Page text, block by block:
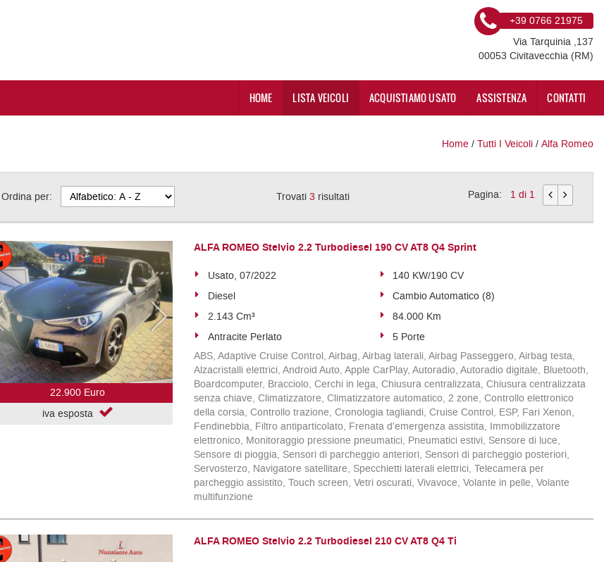
+39 0766 21975
Via Tarquinia ,137
00053 Civitavecchia (RM)
HOME LISTA VEICOLI ACQUISTIAMO USATO ASSISTENZA CONTATTI
Home / Tutti I Veicoli / Alfa Romeo
Ordina per: Trovati3 risultati Pagina: 1 di 1
22.900 Euro
iva esposta
ALFA ROMEO Stelvio 2.2 Turbodiesel 190 CV AT8 Q4 Sprint
Usato, 07/2022
140 KW/190 CV
Diesel
Cambio Automatico (8)
2.143 Cm³
84.000 Km
Antracite Perlato
5 Porte
ABS, Adaptive Cruise Control, Airbag, Airbag laterali, Airbag Passeggero, Airbag testa,
Alzacristalli elettrici, Android Auto, Apple CarPlay, Autoradio, Autoradio digitale, Bluetooth,
Boardcomputer, Bracciolo, Cerchi in lega, Chiusura centralizzata, Chiusura centralizzata
senza chiave, Climatizzatore, Climatizzatore automatico, 2 zone, Controllo elettronico
della corsia, Controllo trazione, Cronologia tagliandi, Cruise Control, ESP, Fari Xenon,
Fendinebbia, Filtro antiparticolato, Frenata d'emergenza assistita, Immobilizzatore
elettronico, Monitoraggio pressione pneumatici, Pneumatici estivi, Sensore di luce,
Sensore di pioggia, Sensori di parcheggio anteriori, Sensori di parcheggio posteriori,
Servosterzo, Navigatore satellitare, Specchietti laterali elettrici, Telecamera per
parcheggio assistito, Touch screen, Vetri oscurati, Vivavoce, Volante in pelle, Volante
multifunzione
ALFA ROMEO Stelvio 2.2 Turbodiesel 210 CV AT8 Q4 Ti